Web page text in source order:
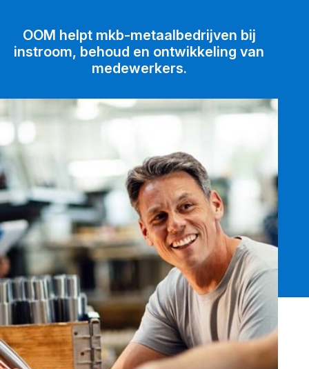
OOM helpt mkb-metaalbedrijven bij
instroom, behoud en ontwikkeling van
medewerkers.